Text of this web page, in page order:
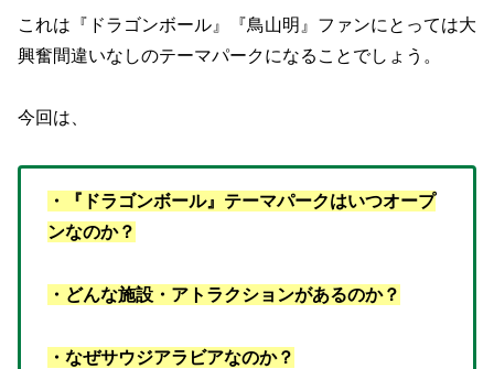
これは『ドラゴンボール』『鳥山明』ファンにとっては大
興奮間違いなしのテーマパークになることでしょう。
今回は、
・『ドラゴンボール』テーマパークはいつオープ
ンなのか？
・どんな施設・ アトラクションがあるのか？
・なぜサウジアラビアなのか？